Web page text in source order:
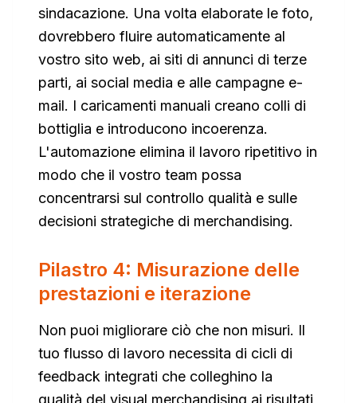
sindacazione. Una volta elaborate le foto,
dovrebbero fluire automaticamente al
vostro sito web, ai siti di annunci di terze
parti, ai social media e alle campagne e-
mail. I caricamenti manuali creano colli di
bottiglia e introducono incoerenza.
L'automazione elimina il lavoro ripetitivo in
modo che il vostro team possa
concentrarsi sul controllo qualità e sulle
decisioni strategiche di merchandising.
Pilastro 4: Misurazione delle
prestazioni e iterazione
Non puoi migliorare ciò che non misuri. Il
tuo flusso di lavoro necessita di cicli di
feedback integrati che colleghino la
qualità del visual merchandising ai risultati